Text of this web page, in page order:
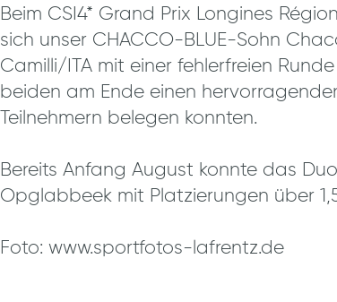
Beim CSI4* Grand Prix Longines
sich unser CHACCO-BLUE-Sohn
Camilli/ITA mit einer fehlerfreien
beiden am Ende einen
Teilnehmern belegen konnten.
Bereits Anfang August konnte das
Opglabbeek mit Platzierungen über
Foto: www.sportfotos-lafrentz.de